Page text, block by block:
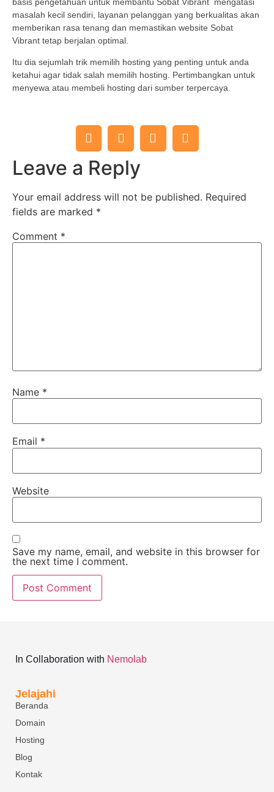
masalah kecil sendiri, layanan pelanggan yang berkualitas akan
memberikan rasa tenang dan memastikan website Sobat
Vibrant tetap berjalan optimal.
Itu dia sejumlah trik memilih hosting yang penting untuk anda
ketahui agar tidak salah memilih hosting. Pertimbangkan untuk
menyewa atau membeli hosting dari sumber terpercaya.
Leave a Reply
Your email address will not be published. Required
fields are marked *
Comment *
Name *
Email *
Website
Save my name, email, and website in this browser for
the next time I comment.
In Collaboration with Nemolab
Jelajahi
Beranda
Domain
Hosting
Blog
Kontak